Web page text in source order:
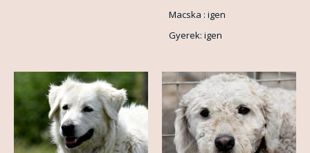
Macska : igen
Gyerek: igen